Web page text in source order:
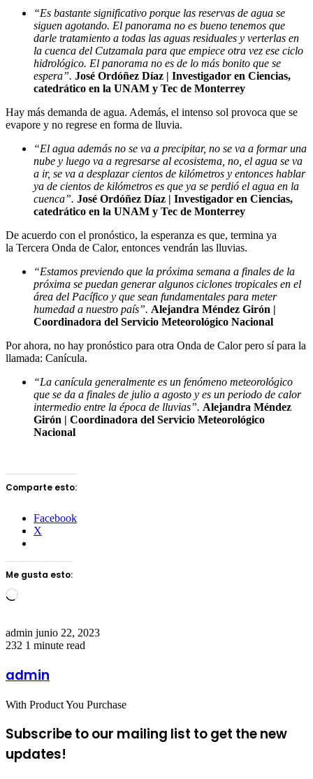
“Es bastante significativo porque las reservas de agua se
siguen agotando. El panorama no es bueno tenemos que
darle tratamiento a todas las aguas residuales y verterlas en
la cuenca del Cutzamala para que empiece otra vez ese ciclo
hidrológico. El panorama no es de lo más bonito que se
espera”. José Ordóñez Díaz | Investigador en Ciencias,
catedrático en la UNAM y Tec de Monterrey
Hay más demanda de agua. Además, el intenso sol provoca que se
evapore y no regrese en forma de lluvia.
“El agua además no se va a precipitar, no se va a formar una
nube y luego va a regresarse al ecosistema, no, el agua se va
a ir, se va a desplazar cientos de kilómetros y entonces hablar
ya de cientos de kilómetros es que ya se perdió el agua en la
cuenca”. José Ordóñez Díaz | Investigador en Ciencias,
catedrático en la UNAM y Tec de Monterrey
De acuerdo con el pronóstico, la esperanza es que, termina ya
la Tercera Onda de Calor, entonces vendrán las lluvias.
“Estamos previendo que la próxima semana a finales de la
próxima se puedan generar algunos ciclones tropicales en el
área del Pacífico y que sean fundamentales para meter
humedad a nuestro país”. Alejandra Méndez Girón |
Coordinadora del Servicio Meteorológico Nacional
Por ahora, no hay pronóstico para otra Onda de Calor pero sí para la
llamada: Canícula.
“La canícula generalmente es un fenómeno meteorológico
que se da a finales de julio a agosto y es un periodo de calor
intermedio entre la época de lluvias”. Alejandra Méndez
Girón | Coordinadora del Servicio Meteorológico
Nacional
Comparte esto:
Facebook
X
Me gusta esto:
Loading…
admin Send
an
junio 22, 2023
232 1 minute read
admin
With Product You Purchase
Subscribe to our mailing list to get the new
updates!